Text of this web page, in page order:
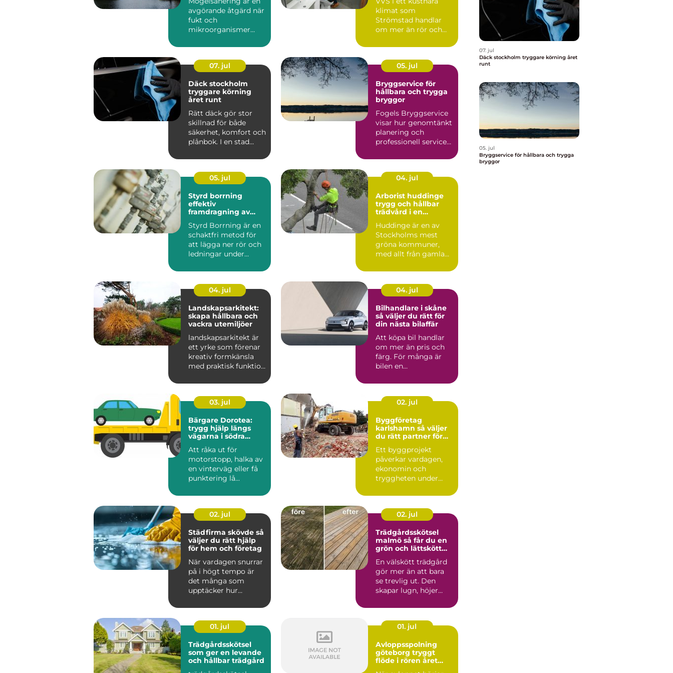
avgörande åtgärd när
fukt och
mikroorganismer
klimat som
Strömstad handlar
om mer än rör och
07. jul
Däck stockholm
tryggare körning
året runt
Rätt däck gör stor
skillnad för både
säkerhet, komfort och
plånbok. I en stad
tvä...
05. jul
Bryggservice för
hållbara och trygga
bryggor
Fogels Bryggservice
visar hur genomtänkt
planering och
professionell service
05. jul
Styrd borrning
effektiv
framdragning av
schakt
Styrd Borrning är en
schaktfri metod för
att lägga ner rör och
ledningar under
grä...
04. jul
Arborist huddinge
trygg och hållbar
trädvård i en
Huddinge är en av
Stockholms mest
gröna kommuner,
med allt från gamla
naturtomter till...
04. jul
Landskapsarkitekt:
skapa hållbara och
vackra utemiljöer
landskapsarkitekt är
ett yrke som förenar
kreativ formkänsla
med praktisk funktion
04. jul
Bilhandlare i skåne
så väljer du rätt för
din nästa bilaffär
Att köpa bil handlar
om mer än pris och
färg. För många är
bilen en
ska fungera v...
03. jul
Bärgare Dorotea:
trygg hjälp längs
vägarna i södra
Att råka ut för
motorstopp, halka av
en vinterväg eller få
punktering lå...
02. jul
Byggföretag
karlshamn så väljer
du rätt partner för
Ett byggprojekt
påverkar vardagen,
ekonomin och
tryggheten under
Därför spelar vale...
02. jul
Städfirma skövde så
väljer du rätt hjälp
för hem och företag
När vardagen snurrar
på i högt tempo är
det många som
upptäcker hur
hjälp a...
02. jul
Trädgårdsskötsel
malmö så får du en
grön och lättskött
En välskött trädgård
gör mer än att bara
se trevlig ut. Den
skapar lugn, höjer
oc...
01. jul
Trädgårdsskötsel
som ger en levande
och hållbar trädgård
01. jul
Avloppsspolning
göteborg tryggt
flöde i rören året
07. jul
Däck stockholm tryggare körning året
runt
05. jul
Bryggservice för hållbara och trygga
bryggor